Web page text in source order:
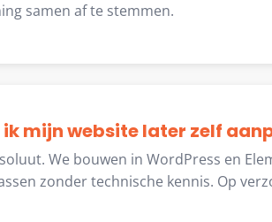
samen af te stemmen.
ik mijn website later zelf
We bouwen in WordPress en
zonder technische kennis. Op